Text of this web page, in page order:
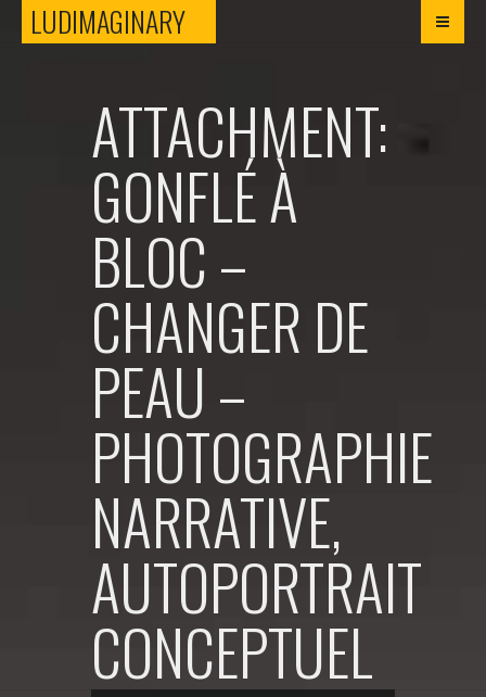
LUDIMAGINARYLUDIMAGINARY
ATTACHMENT:
GONFLÉ À
BLOC –
CHANGER DE
PEAU –
PHOTOGRAPHIE
NARRATIVE,
AUTOPORTRAIT
CONCEPTUEL